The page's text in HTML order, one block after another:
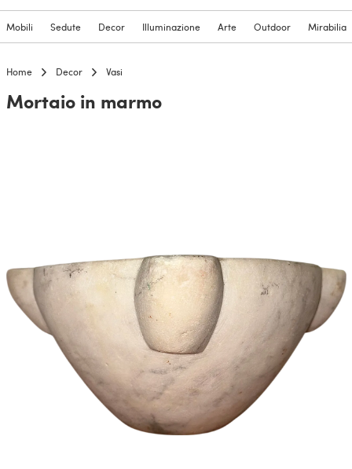
Mobili Sedute Decor Illuminazione Arte Outdoor Mirabilia
Home Decor Vasi
Mortaio in marmo